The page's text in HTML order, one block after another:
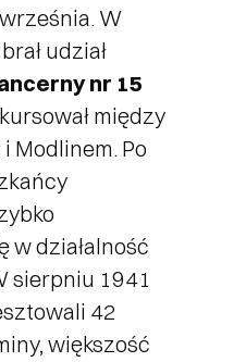
W
udział
nr 15
między
Modlinem. Po
w działalność
sierpniu 1941
42
większość